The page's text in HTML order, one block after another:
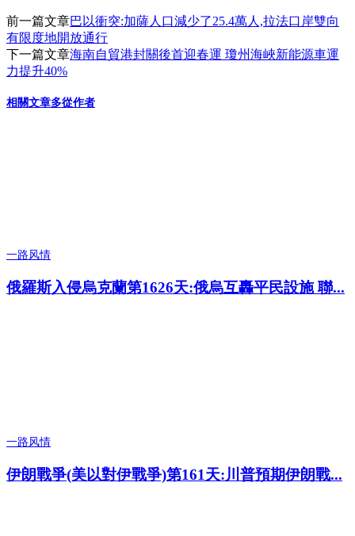
前一篇文章巴以衝突:加薩人口減少了25.4萬人,拉法口岸雙向
有限度地開放通行
下一篇文章海南自貿港封關後首迎春運 瓊州海峽新能源車運
力提升40%
相關文章多從作者
一路风情
俄羅斯入侵烏克蘭第1626天:俄烏互轟平民設施 聯...
一路风情
伊朗戰爭(美以對伊戰爭)第161天:川普預期伊朗戰...